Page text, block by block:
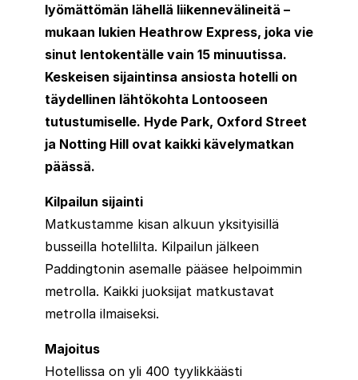
lyömättömän lähellä liikennevälineitä –
mukaan lukien Heathrow Express, joka vie
sinut lentokentälle vain 15 minuutissa.
Keskeisen sijaintinsa ansiosta hotelli on
täydellinen lähtökohta Lontooseen
tutustumiselle. Hyde Park, Oxford Street
ja Notting Hill ovat kaikki kävelymatkan
päässä.
Kilpailun sijainti
Matkustamme kisan alkuun yksityisillä
busseilla hotellilta. Kilpailun jälkeen
Paddingtonin asemalle pääsee helpoimmin
metrolla. Kaikki juoksijat matkustavat
metrolla ilmaiseksi.
Majoitus
Hotellissa on yli 400 tyylikkäästi